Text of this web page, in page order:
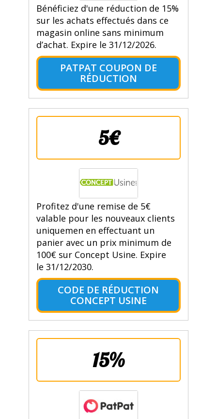
Bénéficiez d'une réduction de 15%
sur les achats effectués dans ce
magasin online sans minimum
d’achat. Expire le 31/12/2026.
PATPAT COUPON DE
RÉDUCTION
5€
Profitez d'une remise de 5€
valable pour les nouveaux clients
uniquemen en effectuant un
panier avec un prix minimum de
100€ sur Concept Usine. Expire
le 31/12/2030.
CODE DE RÉDUCTION
CONCEPT USINE
15%